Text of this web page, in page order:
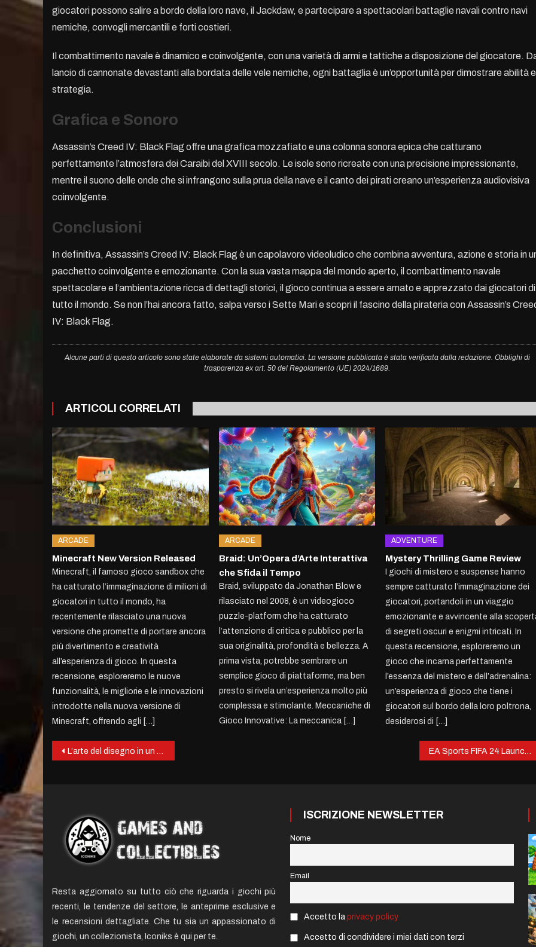
giocatori possono salire a bordo della loro nave, il Jackdaw, e partecipare a spettacolari battaglie navali contro navi
nemiche, convogli mercantili e forti costieri.
Il combattimento navale è dinamico e coinvolgente, con una varietà di armi e tattiche a disposizione del giocatore.
lancio di cannonate devastanti alla bordata delle vele nemiche, ogni battaglia è un’opportunità per dimostrare abilità e
strategia.
Grafica e Sonoro
Assassin’s Creed IV: Black Flag offre una grafica mozzafiato e una colonna sonora epica che catturano
perfettamente l’atmosfera dei Caraibi del XVIII secolo. Le isole sono ricreate con una precisione impressionante,
mentre il suono delle onde che si infrangono sulla prua della nave e il canto dei pirati creano un’esperienza audiovisiva
coinvolgente.
Conclusioni
In definitiva, Assassin’s Creed IV: Black Flag è un capolavoro videoludico che combina avventura, azione e storia in
pacchetto coinvolgente e emozionante. Con la sua vasta mappa del mondo aperto, il combattimento navale
spettacolare e l’ambientazione ricca di dettagli storici, il gioco continua a essere amato e apprezzato dai giocatori di
tutto il mondo. Se non l’hai ancora fatto, salpa verso i Sette Mari e scopri il fascino della pirateria con Assassin’s
IV: Black Flag.
Alcune parti di questo articolo sono state elaborate da sistemi automatici. La versione pubblicata è stata verificata dalla redazione. Obblighi di
trasparenza ex art. 50 del Regolamento (UE) 2024/1689.
ARTICOLI CORRELATI
ARCADE
Minecraft New Version Released
Minecraft, il famoso gioco sandbox che
ha catturato l’immaginazione di milioni di
giocatori in tutto il mondo, ha
recentemente rilasciato una nuova
versione che promette di portare ancora
più divertimento e creatività
all’esperienza di gioco. In questa
recensione, esploreremo le nuove
funzionalità, le migliorie e le innovazioni
introdotte nella nuova versione di
Minecraft, offrendo agli […]
ARCADE
Braid: Un’Opera d’Arte Interattiva
che Sfida il Tempo
Braid, sviluppato da Jonathan Blow e
rilasciato nel 2008, è un videogioco
puzzle-platform che ha catturato
l’attenzione di critica e pubblico per la
sua originalità, profondità e bellezza. A
prima vista, potrebbe sembrare un
semplice gioco di piattaforme, ma ben
presto si rivela un’esperienza molto più
complessa e stimolante. Meccaniche di
Gioco Innovative: La meccanica […]
ADVENTURE
Mystery Thrilling Game Review
I giochi di mistero e suspense hanno
sempre catturato l’immaginazione dei
giocatori, portandoli in un viaggio
emozionante e avvincente alla
di segreti oscuri e enigmi intricati. In
questa recensione, esploreremo un
gioco che incarna perfettamente
l’essenza del mistero e dell’adrenalina:
un’esperienza di gioco che tiene i
giocatori sul bordo della loro poltrona,
desiderosi di […]
Post
L’arte del disegno in un gioco di carte.
Resta aggiornato su tutto ciò che riguarda i giochi più
recenti, le tendenze del settore, le anteprime esclusive e
le recensioni dettagliate. Che tu sia un appassionato di
giochi, un collezionista, Iconiks è qui per te.
ISCRIZIONE NEWSLETTER
Nome
Email
Accetto laprivacy policy
Accetto di condividere i miei dati con terzi